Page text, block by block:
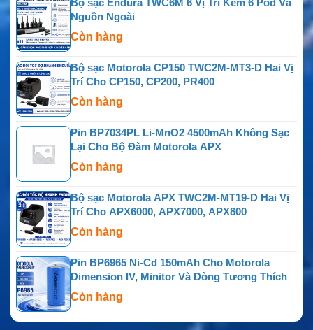
Bộ sạc Endura TWC6M 6 Vị Trí Kèm 6 Pod Và
Nguồn Ngoài
Còn hàng
Bộ sạc Motorola CP150 TWC2M-MT3-D Hai Vị
Trí Cho CP150, CP200, PR400
Còn hàng
Pin BP7034PL Li-MnO2 4500mAh Không Sạc
Lại Cho Bộ Đàm Motorola APX
Còn hàng
Bộ sạc Motorola APX TWC2M-MT19-D Hai Vị
Trí Cho APX6000, APX7000, APX800
Còn hàng
Pin BP6965 Ni-Cd 150mAh Cho Motorola
Dimension IV, Minitor Và Dòng Tương Thích
Còn hàng